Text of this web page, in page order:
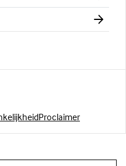
Proclaimer